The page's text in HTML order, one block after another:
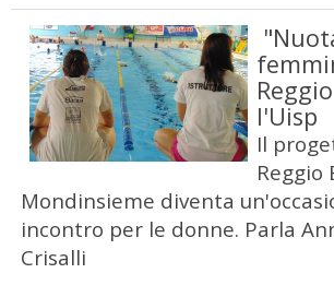
l'Uisp
Il
Reggio
Mondinsieme diventa
incontro per le donne. Parla
Crisalli